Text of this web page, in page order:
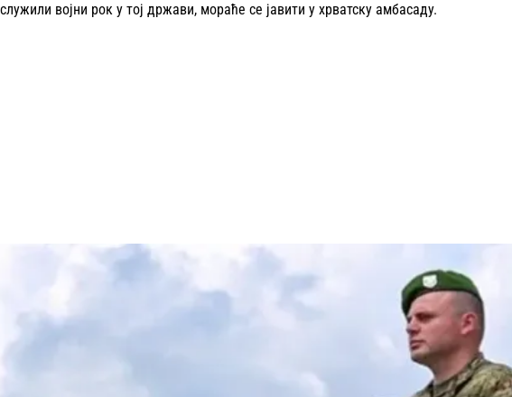
војни рок у тој држави, мораће се јавити у хрватску амбасаду.